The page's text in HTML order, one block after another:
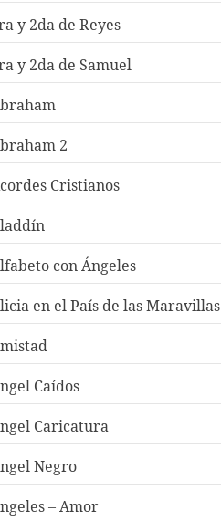
y 2da de Reyes
y 2da de Samuel
2
Cristianos
con Ángeles
en el País de las Maravillas
Caídos
Caricatura
Negro
– Amor